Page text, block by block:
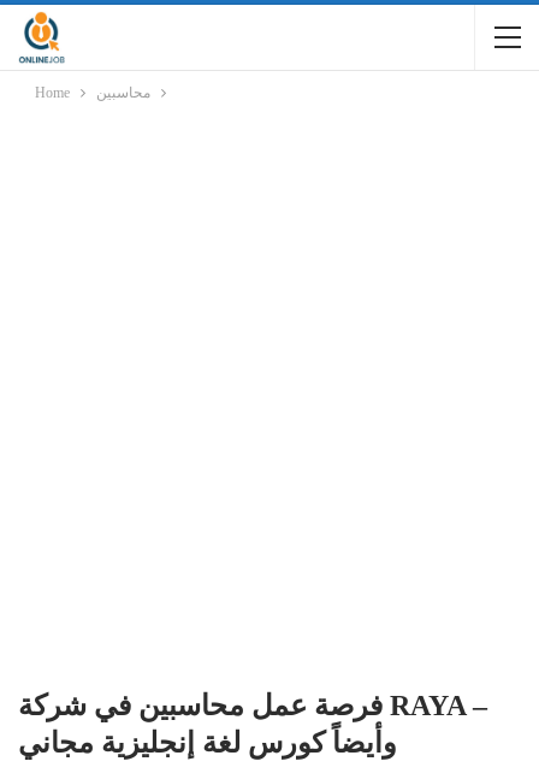
Home محاسبين
فرصة عمل محاسبين في شركة RAYA –
وأيضاً كورس لغة إنجليزية مجاني